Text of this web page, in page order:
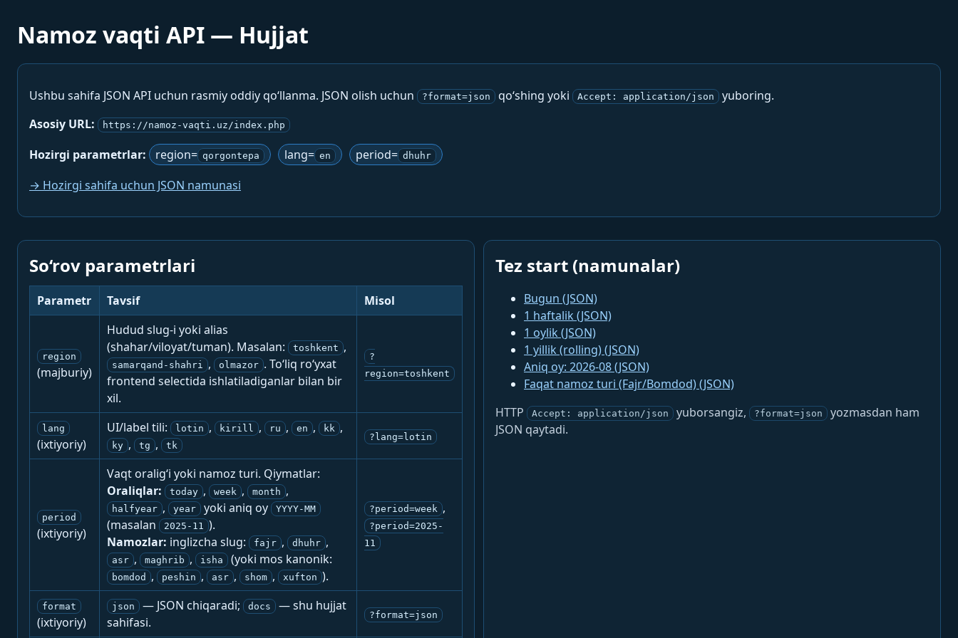
Namoz vaqti API — Hujjat
Ushbu sahifa JSON API uchun rasmiy oddiy qo‘llanma. JSON olish uchun ?format=json qo‘shing yoki Accept: application/json
yuboring.
Asosiy URL:
https://namoz-vaqti.uz/index.php
Hozirgi parametrlar: region= qorgontepa lang= en period= dhuhr
→ Hozirgi sahifa uchun JSON namunasi
So‘rov parametrlari
Parametr Tavsif Misol
region
(majburiy)
Hudud slug-i yoki alias
(shahar/viloyat/tuman). Masalan:
toshkent ,
samarqand-shahri , olmazor . To‘liq ro‘yxat
frontend selectida ishlatiladiganlar bilan bir
xil.
?
region=toshkent
lang
(ixtiyoriy)
UI/label tili: lotin , kirill , ru , en , kk ,
ky , tg , tk
?lang=lotin
period
(ixtiyoriy)
Vaqt oralig‘i yoki namoz turi. Qiymatlar:
Oraliqlar:
today , week , month ,
halfyear , year yoki aniq oy YYYY-MM
(masalan 2025-11 ).
Namozlar: inglizcha slug: fajr , dhuhr ,
asr , maghrib , isha (yoki mos kanonik:
bomdod , peshin , asr , shom , xufton ).
?period=week ,
?period=2025-
11
format
(ixtiyoriy)
json — JSON chiqaradi; docs
— shu hujjat
sahifasi.
?format=json
Tez start (namunalar)
Bugun (JSON)
1 haftalik (JSON)
1 oylik (JSON)
1 yillik (rolling) (JSON)
Aniq oy: 2026-08 (JSON)
Faqat namoz turi (Fajr/Bomdod) (JSON)
HTTP
Accept: application/json yuborsangiz, ?format=json
yozmasdan ham
JSON qaytadi.